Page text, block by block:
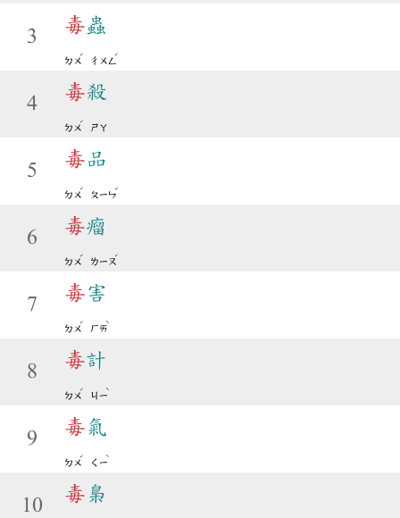
3
毒蟲
ㄉㄨ
ˊ
ㄔㄨㄥ
ˊ
4
毒殺
ㄉㄨ
ˊ
ㄕㄚ
5
毒品
ㄉㄨ
ˊ
ㄆㄧㄣ
ˇ
6
毒瘤
ㄉㄨ
ˊ
ㄌㄧㄡ
ˊ
7
毒害
ㄉㄨ
ˊ
ㄏㄞ
ˋ
8
毒計
ㄉㄨ
ˊ
ㄐㄧ
ˋ
9
毒氣
ㄉㄨ
ˊ
ㄑㄧ
ˋ
10
毒 梟